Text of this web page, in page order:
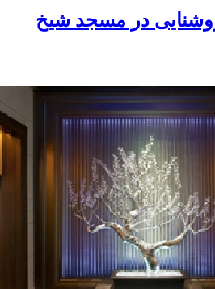
در مسجد شیخ